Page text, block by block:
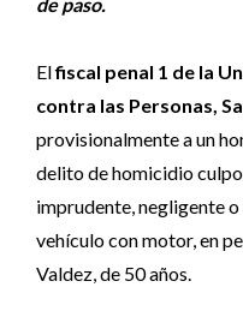
Elfiscal penal 1 de la
contra las Personas,
provisionalmente a un
delito de homicidio
imprudente, negligente
vehículo con motor, en
Valdez, de 50 años.